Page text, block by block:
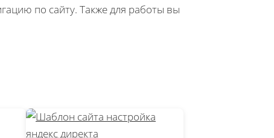
по сайту. Также для работы вы